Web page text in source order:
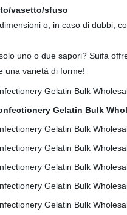
vasetto/sfuso
o, in caso di dubbi,
uno o due sapori? Suifa
una varietà di forme!